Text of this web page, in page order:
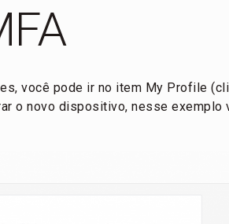
você pode ir no item My Profile
o novo dispositivo, nesse exemplo